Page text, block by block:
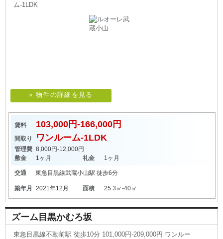
ム-1LDK
» 物件の詳細を見る
賃料 103,000円-166,000円
間取り ワンルーム-1LDK
管理費 8,000円-12,000円
敷金
1ヶ月 礼金 1ヶ月
交通 東急目黒線武蔵小山駅 徒歩6分
築年月 2021年12月 面積 25.3㎡-40㎡
ズーム目黒かむろ坂
東急目黒線不動前駅 徒歩10分 101,000円-209,000円 ワンルー